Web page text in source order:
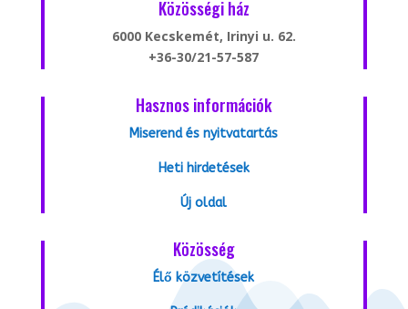
Közösségi ház
6000 Kecskemét, Irinyi u. 62.
+36-30/21-57-587
Hasznos információk
Miserend és nyitvatartás
Heti hirdetések
Új oldal
Közösség
Élő közvetítések